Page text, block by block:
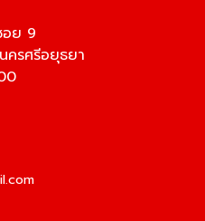
ย 9
ครศรีอยุธยา